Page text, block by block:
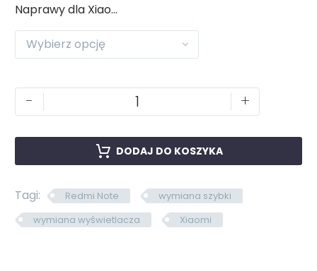
Naprawy dla Xiaomi
Wybierz opcję
- +
DODAJ DO KOSZYKA
Tagi: Redmi Note
wymiana szybki
wymiana wyświetlacza
Xiaomi